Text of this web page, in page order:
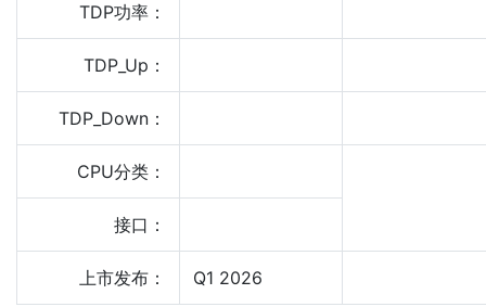
TDP功率：
TDP_Up：
TDP_Down：
CPU分类：
接口：
上市发布： Q1 2026